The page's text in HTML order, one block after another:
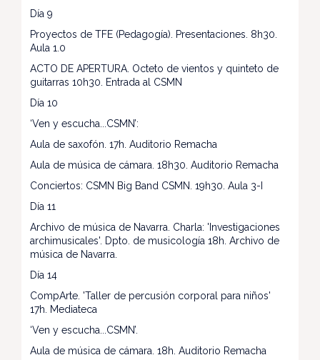
Día 9
Proyectos de TFE (Pedagogía). Presentaciones. 8h30.
Aula 1.0
ACTO DE APERTURA. Octeto de vientos y quinteto de
guitarras 10h30. Entrada al CSMN
Día 10
‘Ven y escucha...CSMN’:
Aula de saxofón. 17h. Auditorio Remacha
Aula de música de cámara. 18h30. Auditorio Remacha
Conciertos: CSMN Big Band CSMN. 19h30. Aula 3-I
Día 11
Archivo de música de Navarra. Charla: 'Investigaciones
archimusicales'. Dpto. de musicología 18h. Archivo de
música de Navarra.
Día 14
CompArte. 'Taller de percusión corporal para niños'
17h. Mediateca
‘Ven y escucha...CSMN’.
Aula de música de cámara. 18h. Auditorio Remacha